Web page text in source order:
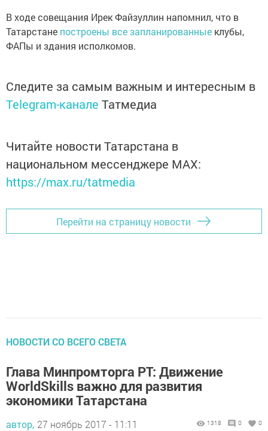
В ходе совещания Ирек Файзуллин напомнил, что в
Татарстане построены все запланированные клубы,
ФАПы и здания исполкомов.
Следите за самым важным и интересным в
Telegram-канале Татмедиа
Читайте новости Татарстана в
национальном мессенджере MАХ:
https://max.ru/tatmedia
Перейти на страницу новости
НОВОСТИ СО ВСЕГО СВЕТА
Глава Минпромторга РТ: Движение
WorldSkills важно для развития
экономики Татарстана
автор, 27 ноябрь 2017 - 11:11 1318 0 0